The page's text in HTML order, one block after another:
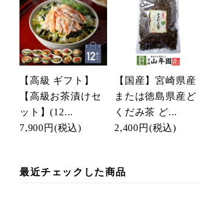
【高級 ギフト】
【高級お茶漬けセ
ット】(12...
7,900円 (税込)
【国産】宮崎県産
または徳島県産ど
くだみ茶 ど...
2,400円 (税込)
最近チェックした商品